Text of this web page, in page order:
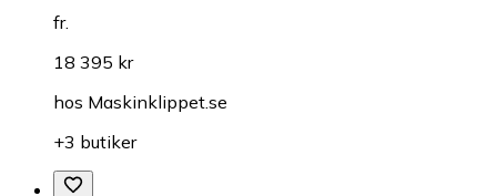
fr.
18 395 kr
hos Maskinklippet.se
+3 butiker